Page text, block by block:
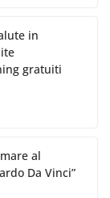
in
gratuiti
al
Da Vinci”